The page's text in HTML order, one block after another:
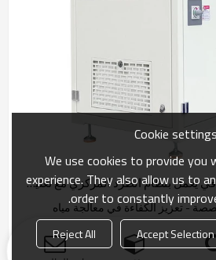
منفاخ هواء صناعي احترافي يعمل بنظام الطرد المركزي مع تعليق هوائي منفاخ هواء صناعي توربو لمعالجة مياه الصرف الصحي في محطات الطاقة
- تعزيز الكفاءة في معالجة مياه
Cookie settings
We use cookies to provide you
experience. They also allow us to
order to constantly
Accept Selection
Reject All